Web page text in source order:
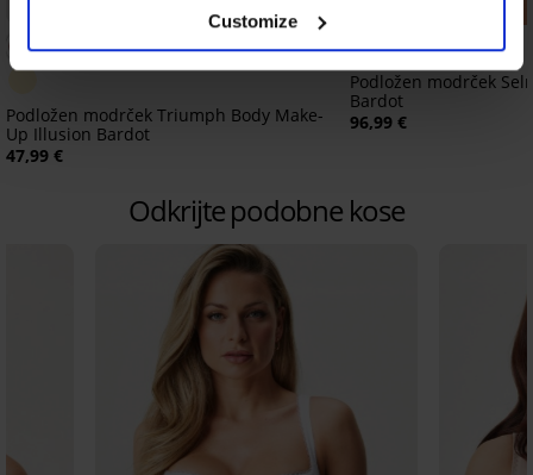
Customize
Podložen modrček Triumph Body Make-
Up Illusion Bardot
47,99 €
Podložen modrček
Bardot
96,99 €
Odkrijte podobne kose